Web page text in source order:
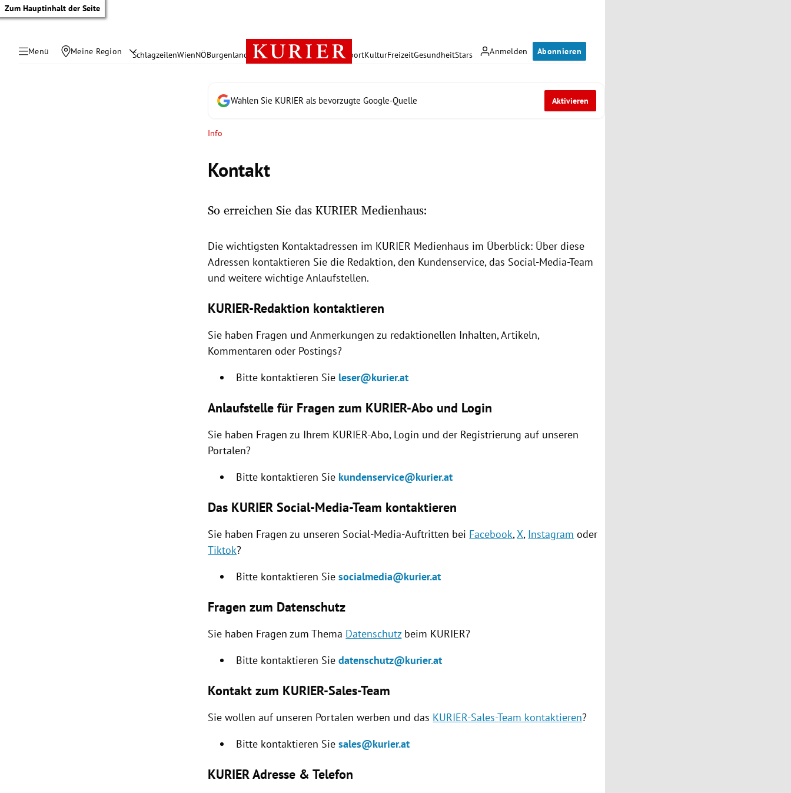
Zum Hauptinhalt der Seite
Menü Meine Region Anmelden Abonnieren
SchlagzeilenWienNÖBurgenland Österreich PolitikWirtschaft SportKulturFreizeitGesundheitStars
Wählen Sie KURIER als bevorzugte Google-Quelle Aktivieren
Info
Kontakt
So erreichen Sie das KURIER Medienhaus:
Die wichtigsten Kontaktadressen im KURIER Medienhaus im Überblick: Über diese
Adressen kontaktieren Sie die Redaktion, den Kundenservice, das Social-Media-Team
und weitere wichtige Anlaufstellen.
KURIER-Redaktion kontaktieren
Sie haben Fragen und Anmerkungen zu redaktionellen Inhalten, Artikeln,
Kommentaren oder Postings?
Bitte kontaktieren Sie leser@kurier.at
Anlaufstelle für Fragen zum KURIER-Abo und Login
Sie haben Fragen zu Ihrem KURIER-Abo, Login und der Registrierung auf unseren
Portalen?
Bitte kontaktieren Sie kundenservice@kurier.at
Das KURIER Social-Media-Team kontaktieren
Sie haben Fragen zu unseren Social-Media-Auftritten bei Facebook,X, Instagram oder
Tiktok?
Bitte kontaktieren Siesocialmedia@kurier.at
Fragen zum Datenschutz
Sie haben Fragen zum Thema Datenschutzbeim KURIER?
Bitte kontaktieren Siedatenschutz@kurier.at
Kontakt zum KURIER-Sales-Team
Sie wollen auf unseren Portalen werben und das KURIER-Sales-Team kontaktieren?
Bitte kontaktieren Siesales@kurier.at
KURIER Adresse & Telefon